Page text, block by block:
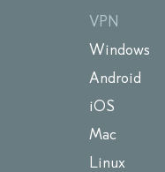
VPN
Windows
Android
iOS
Mac
Linux